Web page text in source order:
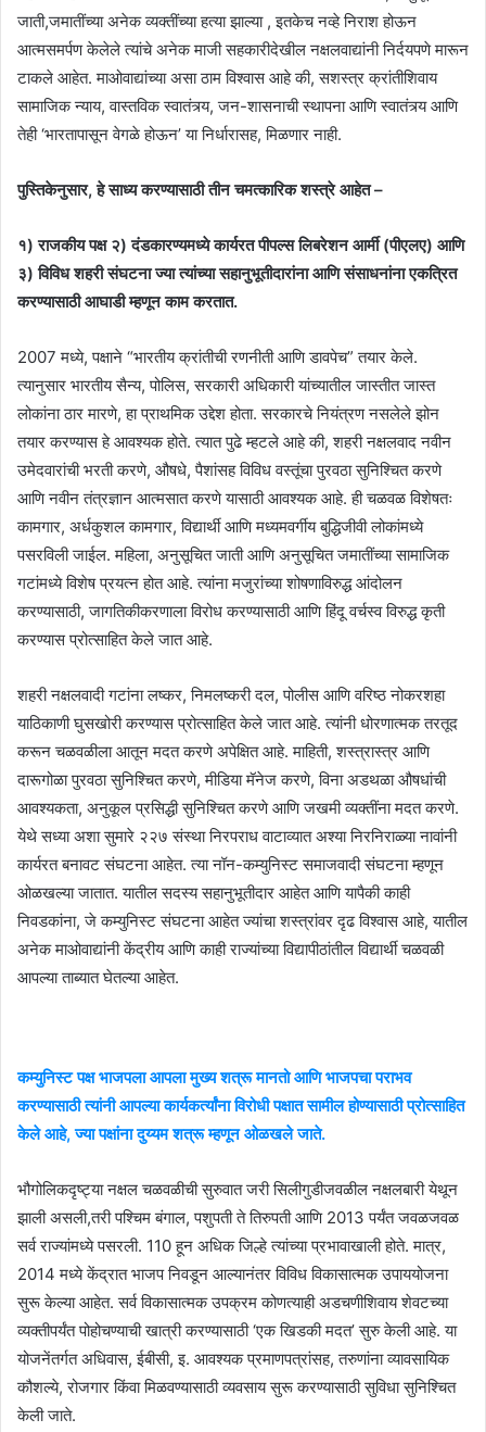
जाती,जमातींच्या अनेक व्यक्तींच्या हत्या झाल्या , इतकेच नव्हे निराश होऊन
आत्मसमर्पण केलेले त्यांचे अनेक माजी सहकारीदेखील नक्षलवाद्यांनी निर्दयपणे मारून
टाकले आहेत. माओवाद्यांच्या असा ठाम विश्वास आहे की, सशस्त्र क्रांतीशिवाय
सामाजिक न्याय, वास्तविक स्वातंत्र्य, जन-शासनाची स्थापना आणि स्वातंत्र्य आणि
तेही ‘भारतापासून वेगळे होऊन’ या निर्धारासह, मिळणार नाही.
पुस्तिकेनुसार, हे साध्य करण्यासाठी तीन चमत्कारिक शस्त्रे आहेत –
१) राजकीय पक्ष २) दंडकारण्यमध्ये कार्यरत पीपल्स लिबरेशन आर्मी (पीएलए) आणि
३) विविध शहरी संघटना ज्या त्यांच्या सहानुभूतीदारांना आणि संसाधनांना एकत्रित
करण्यासाठी आघाडी म्हणून काम करतात.
2007 मध्ये, पक्षाने “भारतीय क्रांतीची रणनीती आणि डावपेच” तयार केले.
त्यानुसार भारतीय सैन्य, पोलिस, सरकारी अधिकारी यांच्यातील जास्तीत जास्त
लोकांना ठार मारणे, हा प्राथमिक उद्देश होता. सरकारचे नियंत्रण नसलेले झोन
तयार करण्यास हे आवश्यक होते. त्यात पुढे म्हटले आहे की, शहरी नक्षलवाद नवीन
उमेदवारांची भरती करणे, औषधे, पैशांसह विविध वस्तूंचा पुरवठा सुनिश्चित करणे
आणि नवीन तंत्रज्ञान आत्मसात करणे यासाठी आवश्यक आहे. ही चळवळ विशेषतः
कामगार, अर्धकुशल कामगार, विद्यार्थी आणि मध्यमवर्गीय बुद्धिजीवी लोकांमध्ये
पसरविली जाईल. महिला, अनुसूचित जाती आणि अनुसूचित जमातींच्या सामाजिक
गटांमध्ये विशेष प्रयत्न होत आहे. त्यांना मजुरांच्या शोषणाविरुद्ध आंदोलन
करण्यासाठी, जागतिकीकरणाला विरोध करण्यासाठी आणि हिंदू वर्चस्व विरुद्ध कृती
करण्यास प्रोत्साहित केले जात आहे.
शहरी नक्षलवादी गटांना लष्कर, निमलष्करी दल, पोलीस आणि वरिष्ठ नोकरशहा
याठिकाणी घुसखोरी करण्यास प्रोत्साहित केले जात आहे. त्यांनी धोरणात्मक तरतूद
करून चळवळीला आतून मदत करणे अपेक्षित आहे. माहिती, शस्त्रास्त्र आणि
दारूगोळा पुरवठा सुनिश्चित करणे, मीडिया मॅनेज करणे, विना अडथळा औषधांची
आवश्यकता, अनुकूल प्रसिद्धी सुनिश्चित करणे आणि जखमी व्यक्तींना मदत करणे.
येथे सध्या अशा सुमारे २२७ संस्था निरपराध वाटाव्यात अश्या निरनिराळ्या नावांनी
कार्यरत बनावट संघटना आहेत. त्या नॉन-कम्युनिस्ट समाजवादी संघटना म्हणून
ओळखल्या जातात. यातील सदस्य सहानुभूतीदार आहेत आणि यापैकी काही
निवडकांना, जे कम्युनिस्ट संघटना आहेत ज्यांचा शस्त्रांवर दृढ विश्वास आहे, यातील
अनेक माओवाद्यांनी केंद्रीय आणि काही राज्यांच्या विद्यापीठांतील विद्यार्थी चळवळी
आपल्या ताब्यात घेतल्या आहेत.
कम्युनिस्ट पक्ष भाजपला आपला मुख्य शत्रू मानतो आणि भाजपचा पराभव
करण्यासाठी त्यांनी आपल्या कार्यकर्त्यांना विरोधी पक्षात सामील होण्यासाठी प्रोत्साहित
केले आहे, ज्या पक्षांना दुय्यम शत्रू म्हणून ओळखले जाते.
भौगोलिकदृष्ट्या नक्षल चळवळीची सुरुवात जरी सिलीगुडीजवळील नक्षलबारी येथून
झाली असली,तरी पश्चिम बंगाल, पशुपती ते तिरुपती आणि 2013 पर्यंत जवळजवळ
सर्व राज्यांमध्ये पसरली. 110 हून अधिक जिल्हे त्यांच्या प्रभावाखाली होते. मात्र,
2014 मध्ये केंद्रात भाजप निवडून आल्यानंतर विविध विकासात्मक उपाययोजना
सुरू केल्या आहेत. सर्व विकासात्मक उपक्रम कोणत्याही अडचणीशिवाय शेवटच्या
व्यक्तीपर्यंत पोहोचण्याची खात्री करण्यासाठी ‘एक खिडकी मदत’ सुरु केली आहे. या
योजनेंतर्गत अधिवास, ईबीसी, इ. आवश्यक प्रमाणपत्रांसह, तरुणांना व्यावसायिक
कौशल्ये, रोजगार किंवा मिळवण्यासाठी व्यवसाय सुरू करण्यासाठी सुविधा सुनिश्चित
केली जाते.